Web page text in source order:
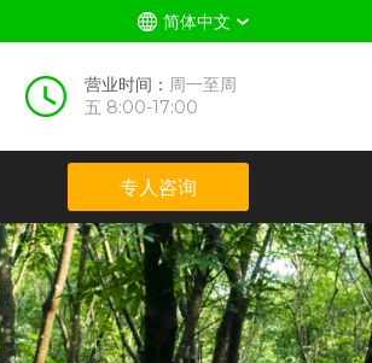
简体中文
营业时间： 周一至周
五 8:00-17:00
专人咨询